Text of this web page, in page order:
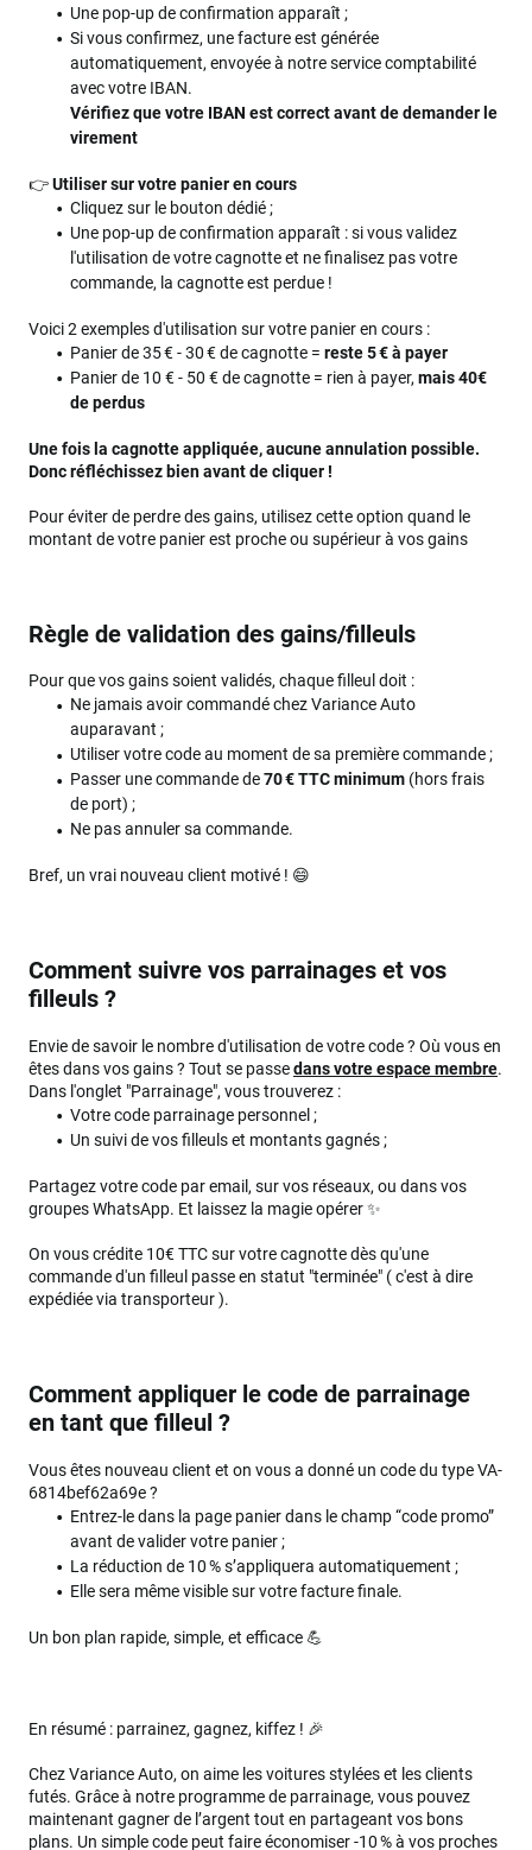
Une pop-up de confirmation apparaît ;
Si vous confirmez, une facture est générée
automatiquement, envoyée à notre service comptabilité
avec votre IBAN.
Vérifiez que votre IBAN est correct avant de demander le
virement
👉Utiliser sur votre panier en cours
Cliquez sur le bouton dédié ;
Une pop-up de confirmation apparaît : si vous validez
l'utilisation de votre cagnotte et ne finalisez pas votre
commande, la cagnotte est perdue !
Voici 2 exemples d'utilisation sur votre panier en cours :
Panier de 35 € - 30 € de cagnotte = reste 5 € à payer
Panier de 10 € - 50 € de cagnotte = rien à payer, mais 40€
de perdus
Une fois la cagnotte appliquée, aucune annulation possible.
Donc réfléchissez bien avant de cliquer !
Pour éviter de perdre des gains, utilisez cette option quand le
montant de votre panier est proche ou supérieur à vos gains
Règle de validation des gains/filleuls
Pour que vos gains soient validés, chaque filleul doit :
Ne jamais avoir commandé chez Variance Auto
auparavant ;
Utiliser votre code au moment de sa première commande ;
Passer une commande de70 € TTC minimum(hors frais
de port) ;
Ne pas annuler sa commande.
Bref, un vrai nouveau client motivé ! 😄
Comment suivre vos parrainages et vos
filleuls ?
Envie de savoir le nombre d'utilisation de votre code ? Où vous en
êtes dans vos gains ? Tout se passedans votre espace membre.
Dans l'onglet "Parrainage", vous trouverez :
Votre code parrainage personnel ;
Un suivi de vos filleuls et montants gagnés ;
Partagez votre code par email, sur vos réseaux, ou dans vos
groupes WhatsApp. Et laissez la magie opérer ✨
On vous crédite 10€ TTC sur votre cagnotte dès qu'une
commande d'un filleul passe en statut "terminée" ( c'est à dire
expédiée via transporteur ).
Comment appliquer le code de parrainage
en tant que filleul ?
Vous êtes nouveau client et on vous a donné un code du type VA-
6814bef62a69e ?
Entrez-le dans la page panier dans le champ “code promo”
avant de valider votre panier ;
La réduction de 10 % s’appliquera automatiquement ;
Elle sera même visible sur votre facture finale.
Un bon plan rapide, simple, et efficace 💪
En résumé : parrainez, gagnez, kiffez ! 🎉
Chez Variance Auto, on aime les voitures stylées et les clients
futés. Grâce à notre programme de parrainage, vous pouvez
maintenant gagner de l’argent tout en partageant vos bons
plans. Un simple code peut faire économiser -10 % à vos proches